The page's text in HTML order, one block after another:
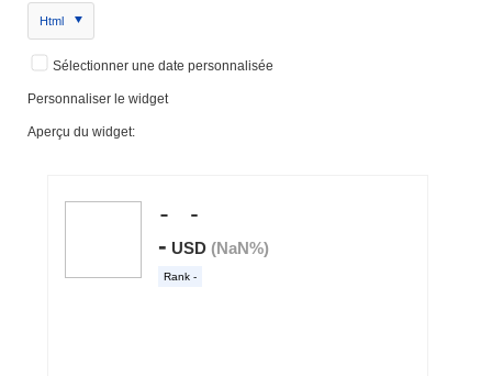
Html
Sélectionner une date personnalisée
Personnaliser le widget
Aperçu du widget: